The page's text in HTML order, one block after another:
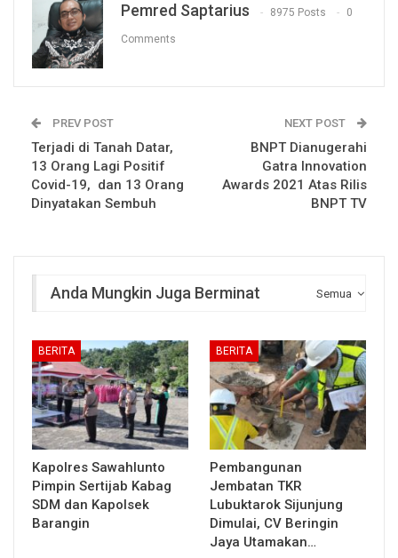
Pemred Saptarius 8975 Posts 0
Comments
PREV POST
Terjadi di Tanah Datar,
13 Orang Lagi Positif
Covid-19, dan 13 Orang
Dinyatakan Sembuh
NEXT POST
BNPT Dianugerahi
Gatra Innovation
Awards 2021 Atas Rilis
BNPT TV
Semua
Anda Mungkin Juga Berminat
BERITA
Kapolres Sawahlunto
Pimpin Sertijab Kabag
SDM dan Kapolsek
Barangin
BERITA
Pembangunan
Jembatan TKR
Lubuktarok Sijunjung
Dimulai, CV Beringin
Jaya Utamakan…